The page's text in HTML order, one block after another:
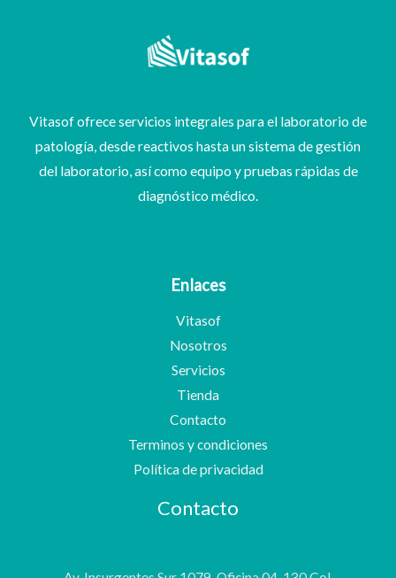
Vitasof ofrece servicios integrales para el laboratorio de
patología, desde reactivos hasta un sistema de gestión
del laboratorio, así como equipo y pruebas rápidas de
diagnóstico médico.
Enlaces
Vitasof
Nosotros
Servicios
Tienda
Contacto
Terminos y condiciones
Política de privacidad
Contacto